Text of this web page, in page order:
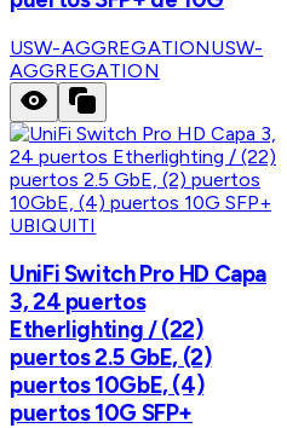
USW-AGGREGATIONUSW-
AGGREGATION
UBIQUITI
UniFi Switch Pro HD Capa
3, 24 puertos
Etherlighting / (22)
puertos 2.5 GbE, (2)
puertos 10GbE, (4)
puertos 10G SFP+